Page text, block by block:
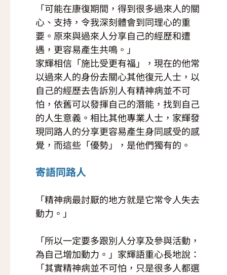
「可能在康復期間，得到很多過來人的關
心、支持，令我深刻體會到同理心的重
要。原來與過來人分享自己的經歷和遭
遇，更容易產生共鳴。」
家輝相信「施比受更有福」，現在的他常
以過來人的身份去關心其他復元人士，以
自己的經歷去告訴別人有精神病並不可
怕，依舊可以發揮自己的潛能，找到自己
的人生意義。相比其他專業人士，家輝發
現同路人的分享更容易產生身同感受的感
覺，而這些「優勢」，是他們獨有的。
寄語同路人
「精神病最討厭的地方就是它常令人失去
動力。」
「所以一定要多跟別人分享及參與活動，
為自己增加動力。」家輝語重心長地說：
「其實精神病並不可怕，只是很多人都選